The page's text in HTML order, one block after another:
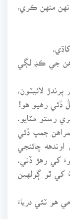
منهن ڪري،
جي ڪڍ لڳي
لائيٽون،
ڏئي رهيو هو!
رستو مٽايو.
جمپ ڏئي
ڇائنجي
کي رهڙ ڏني.
کي ٿو ڳولهين
هو ٽئي درياءَ